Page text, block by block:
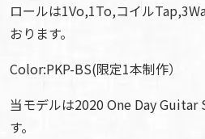
ロールは1Vo,1To,コイル
おります。
Color:PKP-BS(限定1本制作）
当モデルは2020 One Day Guitar
す。